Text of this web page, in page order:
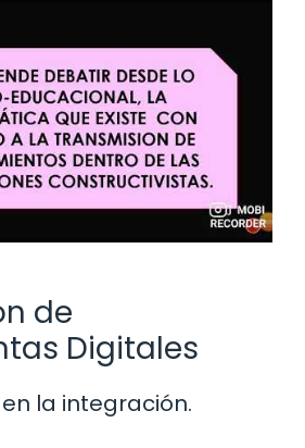
de
Digitales
la integración.